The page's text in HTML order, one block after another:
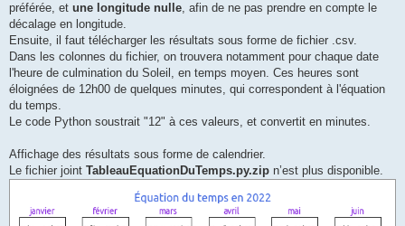
préférée, et une longitude nulle, afin de ne pas prendre en compte le
décalage en longitude.
Ensuite, il faut télécharger les résultats sous forme de fichier .csv.
Dans les colonnes du fichier, on trouvera notamment pour chaque date
l'heure de culmination du Soleil, en temps moyen. Ces heures sont
éloignées de 12h00 de quelques minutes, qui correspondent à l'équation
du temps.
Le code Python soustrait "12" à ces valeurs, et convertit en minutes.
Affichage des résultats sous forme de calendrier.
Le fichier joint TableauEquationDuTemps.py.zip n’est plus disponible.